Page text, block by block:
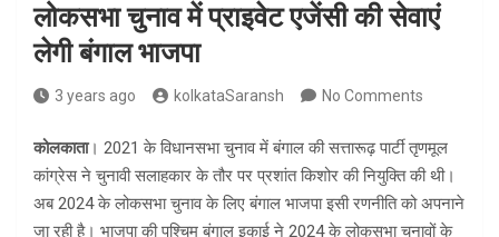
लोकसभा चुनाव में प्राइवेट एजेंसी की सेवाएं
लेगी बंगाल भाजपा
3 years ago kolkataSaransh No Comments
कोलकाता। 2021 के विधानसभा चुनाव में बंगाल की सत्तारूढ़ पार्टी तृणमूल
कांग्रेस ने चुनावी सलाहकार के तौर पर प्रशांत किशोर की नियुक्ति की थी।
अब 2024 के लोकसभा चुनाव के लिए बंगाल भाजपा इसी रणनीति को अपनाने
जा रही है। भाजपा की पश्चिम बंगाल इकाई ने 2024 के लोकसभा चुनावों के